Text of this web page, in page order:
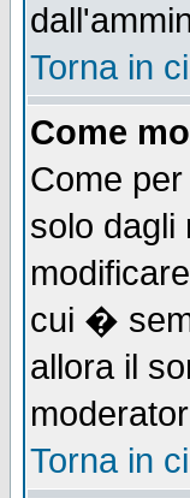
Torna in
Come
Come
solo dagli
cui �
allora il
Torna in